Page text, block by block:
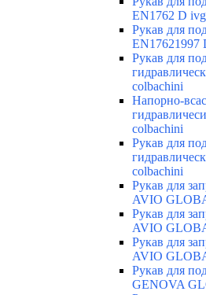
EN1762 D
Рукав для
EN17621997
Рукав для
colbachini
Напорно-
colbachini
Рукав для
colbachini
Рукав для
AVIO
Рукав для
AVIO
Рукав для
AVIO
Рукав для
GENOVA